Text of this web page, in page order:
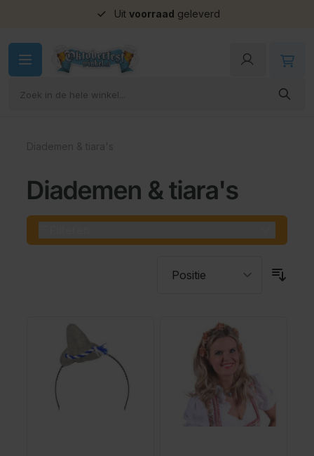
Uit voorraad geleverd
Diademen & tiara's
Diademen & tiara's